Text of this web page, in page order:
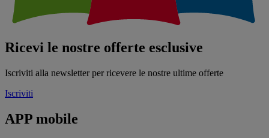
Ricevi le nostre offerte esclusive
Iscriviti alla newsletter per ricevere le nostre ultime offerte
Iscriviti
APP mobile